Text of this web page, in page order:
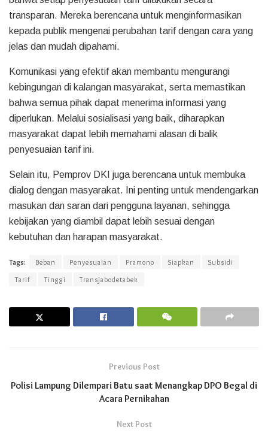
transparan. Mereka berencana untuk menginformasikan
kepada publik mengenai perubahan tarif dengan cara yang
jelas dan mudah dipahami.
Komunikasi yang efektif akan membantu mengurangi
kebingungan di kalangan masyarakat, serta memastikan
bahwa semua pihak dapat menerima informasi yang
diperlukan. Melalui sosialisasi yang baik, diharapkan
masyarakat dapat lebih memahami alasan di balik
penyesuaian tarif ini.
Selain itu, Pemprov DKI juga berencana untuk membuka
dialog dengan masyarakat. Ini penting untuk mendengarkan
masukan dan saran dari pengguna layanan, sehingga
kebijakan yang diambil dapat lebih sesuai dengan
kebutuhan dan harapan masyarakat.
Tags: Beban Penyesuaian Pramono Siapkan
Subsidi
Tarif
Tinggi Transjabodetabek
Previous Post
Polisi Lampung Dilempari Batu saat Menangkap DPO Begal di
Acara Pernikahan
Next Post